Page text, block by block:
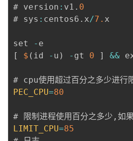
子
直
的
动
我
关
注
的
开
者
我
的
Programs
我
支
# version : v1 . 0
# sys : centos6 . x/7. x
set -
[
$ ( id - u ) - gt 0 ] &&
PEC_CPU=80
# 限制进程使用百分之多少 , 如
LIMIT_CPU=85